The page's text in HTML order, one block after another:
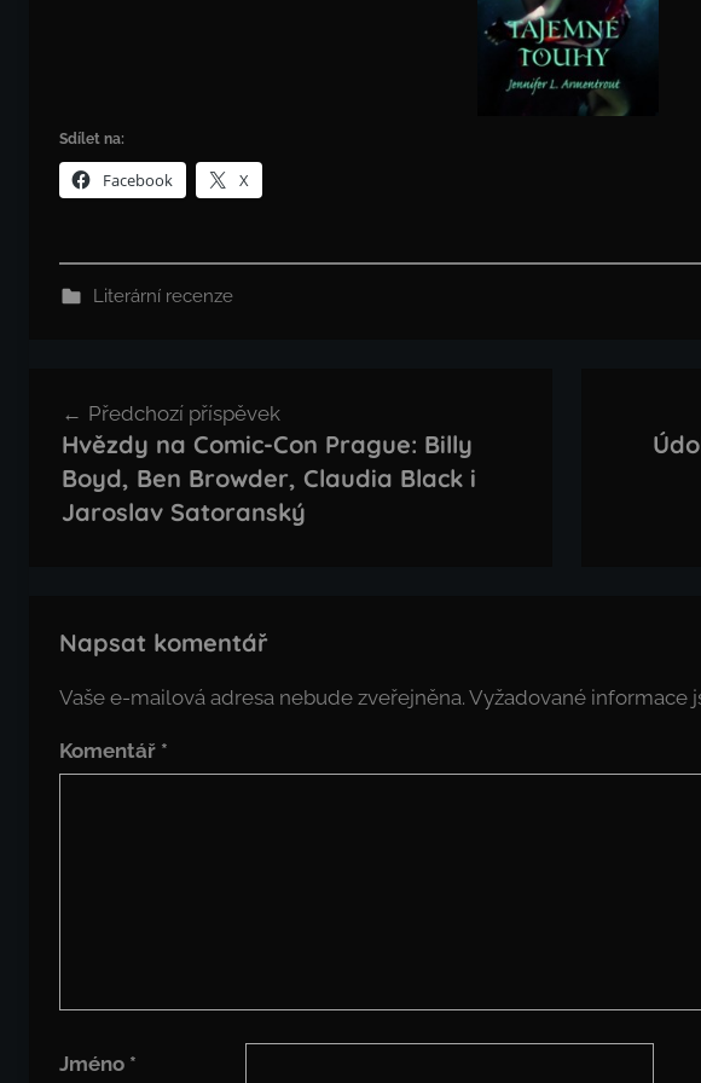
Sdílet na:
Facebook X
Literární recenze
pro
příspěvek
Předchozí příspěvek
Hvězdy na Comic-Con Prague: Billy
Boyd, Ben Browder, Claudia Black i
Jaroslav Satoranský
Napsat komentář
Vaše e-mailová adresa nebude zveřejněna. Vyžadované informace
Komentář *
Jméno *